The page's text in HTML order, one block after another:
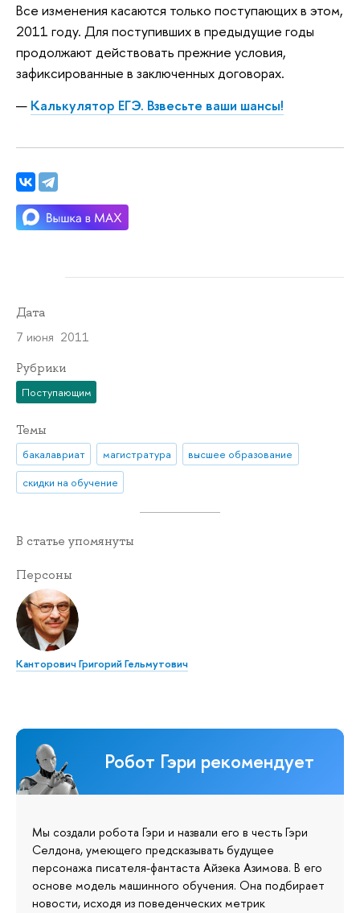
Все изменения касаются только поступающих в этом,
2011 году. Для поступивших в предыдущие годы
продолжают действовать прежние условия,
зафиксированные в заключенных договорах.
Калькулятор ЕГЭ. Взвесьте ваши шансы!
Дата
7 июня 2011
Рубрики
Поступающим
Темы
бакалавриат магистратура
высшее образование
скидки на обучение
В статье упомянуты
Персоны
Канторович Григорий Гельмутович
Робот Гэри рекомендует
Мы создали робота Гэри и назвали его в честь Гэри
Селдона, умеющего предсказывать будущее
персонажа писателя-фантаста Айзека Азимова. В его
основе модель машинного обучения. Она подбирает
новости, исходя из поведенческих метрик